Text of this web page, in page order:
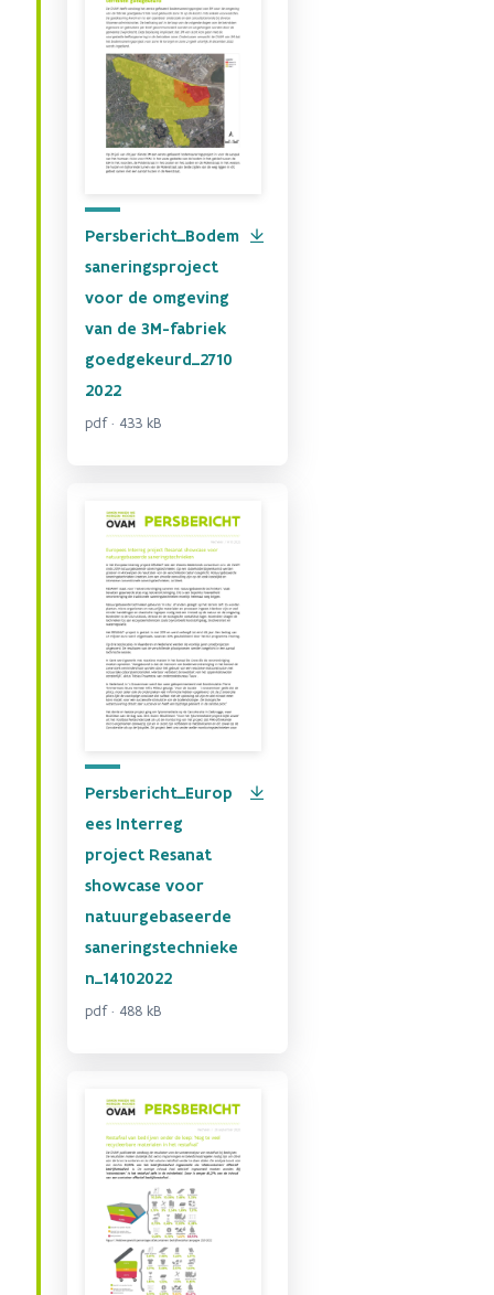
Persbericht_Bodem
saneringsproject
voor de omgeving
van de 3M-fabriek
goedgekeurd_2710
2022
pdf · 433 kB
Persbericht_Europ
ees Interreg
project Resanat
showcase voor
natuurgebaseerde
saneringstechnieke
n_14102022
pdf · 488 kB